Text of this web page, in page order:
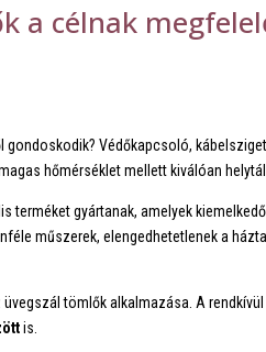
a célnak
gondoskodik? Védőkapcsoló,
hőmérséklet mellett kiválóan
terméket gyártanak, amelyek
műszerek, elengedhetetlenek a
tömlők alkalmazása. A
is.